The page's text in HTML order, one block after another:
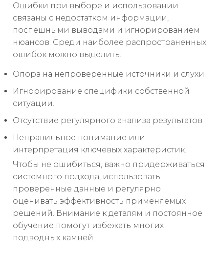
Ошибки при выборе и использовании
связаны с недостатком информации,
поспешными выводами и игнорированием
нюансов. Среди наиболее распространенных
ошибок можно выделить:
Опора на непроверенные источники и слухи.
Игнорирование специфики собственной
ситуации.
Отсутствие регулярного анализа результатов.
Неправильное понимание или
интерпретация ключевых характеристик.
Чтобы не ошибиться, важно придерживаться
системного подхода, использовать
проверенные данные и регулярно
оценивать эффективность применяемых
решений. Внимание к деталям и постоянное
обучение помогут избежать многих
подводных камней.